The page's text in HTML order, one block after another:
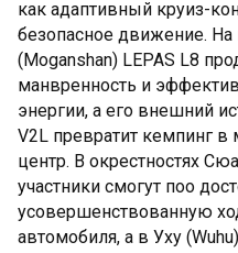
как адаптивный круиз-
безопасное движение.
(Moganshan) LEPAS L8
манвренность и
энергии, а его внешний
V2L превратит кемпинг
центр. В окрестностях
участники смогут поо
усовершенствованную
автомобиля, а в Уху